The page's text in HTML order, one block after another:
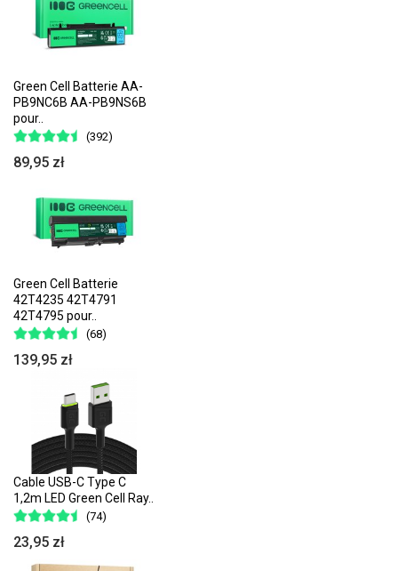
Green Cell Batterie AA-
PB9NC6B AA-PB9NS6B
pour..
(392)
89,95 zł
Green Cell Batterie
42T4235 42T4791
42T4795 pour..
(68)
139,95 zł
Cable USB-C Type C
1,2m LED Green Cell Ray..
(74)
23,95 zł